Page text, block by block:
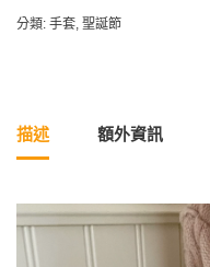
分類: 手套 聖誕節
描述 額外資訊